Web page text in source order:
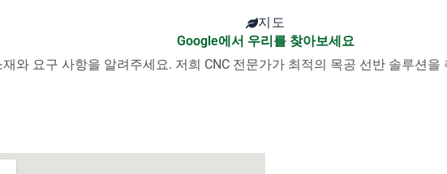
지도
Google에서 우리를 찾아보세요
와 요구 사항을 알려주세요. 저희 CNC 전문가가 최적의 목공 선반 솔루션